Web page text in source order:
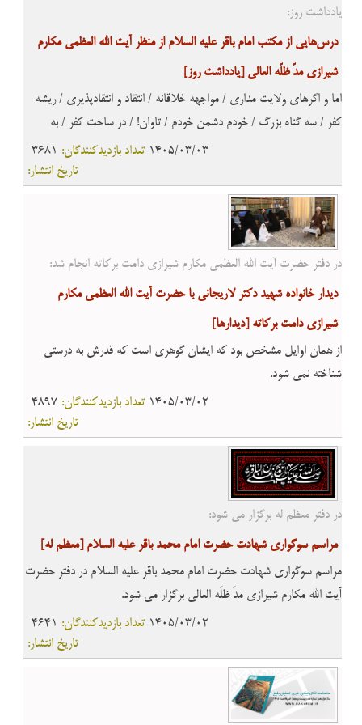
یادداشت روز:
درس‌هایی از مکتب امام باقر علیه السلام از منظر آیت الله العظمی مکارم
شیرازی مدّ ظلّه العالی [یادداشت روز]
اما و اگرهای ولایت مداری / مواجهه خلاقانه / انتقاد و انتقادپذیری / ریشه
کفر / سه گناه بزرگ / خودم دشمن خودم / تاوان! / در ساحت کفر / به
3681 تعداد بازدیدکنندگان: 1405/03/03
تاریخ انتشار:
در دفتر حضرت آیت الله العظمی مکارم شیرازی دامت برکاته انجام شد:
دیدار خانواده شهید دکتر لاریجانی با حضرت آیت الله العظمی مکارم
شیرازی دامت برکاته [ديدارها]
از همان اوایل مشخص بود که ایشان گوهری است که قدرش به درستی
شناخته نمی شود.
4897 تعداد بازدیدکنندگان: 1405/03/02
تاریخ انتشار:
در دفتر معظم له برگزار می شود:
مراسم سوگواری شهادت حضرت امام محمد باقر علیه السلام [معظم له]
مراسم سوگواری شهادت حضرت امام محمد باقر علیه السلام در دفتر حضرت
آیت الله مکارم شیرازی مدّ ظلّه العالی برگزار می شود.
4641 تعداد بازدیدکنندگان: 1405/03/02
تاریخ انتشار: